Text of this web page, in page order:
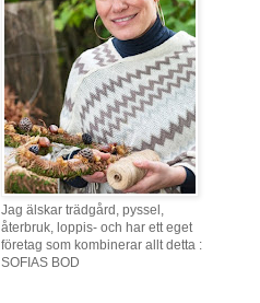
Jag älskar trädgård, pyssel,
återbruk, loppis- och har ett eget
företag som kombinerar allt detta :
SOFIAS BOD